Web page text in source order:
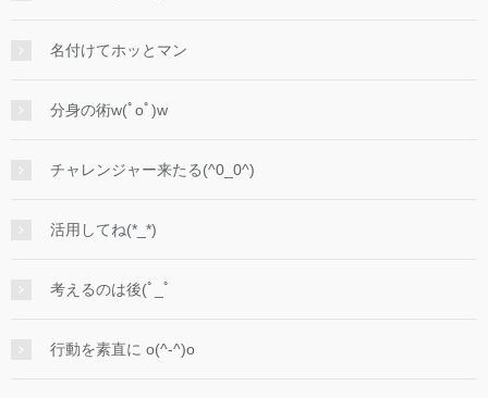
名付けてホッとマン
分身の術w(ﾟoﾟ)w
チャレンジャー来たる(^0_0^)
活用してね(*_*)
考えるのは後(ﾟ_ﾟ
行動を素直に o(^-^)o